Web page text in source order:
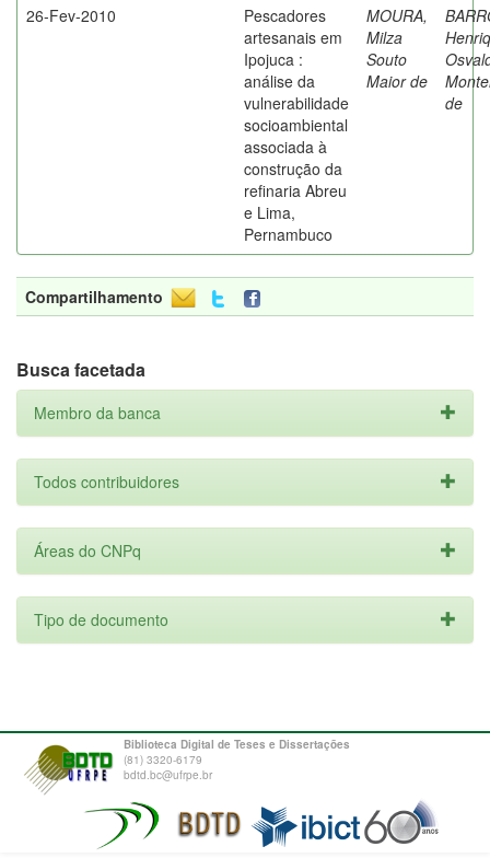
26-Fev-2010
Pescadores
artesanais em
Ipojuca :
análise da
vulnerabilidade
socioambiental
associada à
construção da
refinaria Abreu
e Lima,
Pernambuco
MOURA,
Milza
Souto
Maior de
de
Compartilhamento
Busca facetada
Membro da banca
Todos contribuidores
Áreas do CNPq
Tipo de documento
Biblioteca Digital de Teses e Dissertações
(81) 3320-6179
bdtd.bc@ufrpe.br